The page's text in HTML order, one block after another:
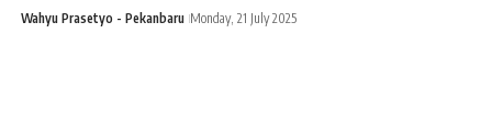
Wahyu Prasetyo - Pekanbaru Monday, 21 July 2025